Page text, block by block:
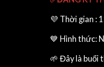
💜 Thời gian :
💙 Hình thức:
🌱 Đây là buổi